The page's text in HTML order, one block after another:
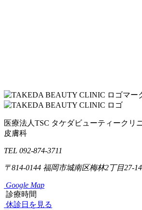
医療法人TSC タケダビューティークリ
皮膚科
TEL 092-874-3711
〒814-0144 福岡市城南区梅林2丁目27-
Google Map
診療時間
休診日を見る